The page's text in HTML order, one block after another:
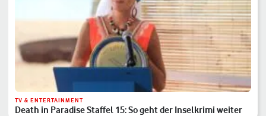
TV & ENTERTAINMENT
Death in Paradise Staffel 15: So geht der Inselkrimi weiter